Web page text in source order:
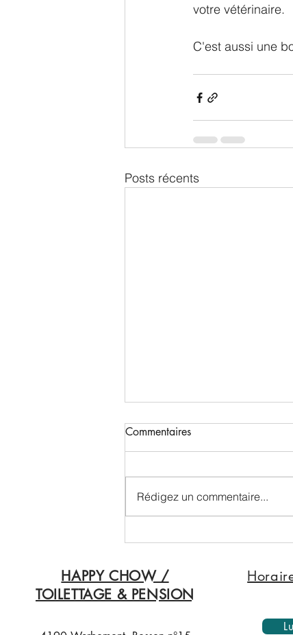
votre vétérinaire.
C'est aussi une
Posts récents
Commentaires
Rédigez un commentaire...
HAPPY CHOW /
TOILETTAGE & PENSION